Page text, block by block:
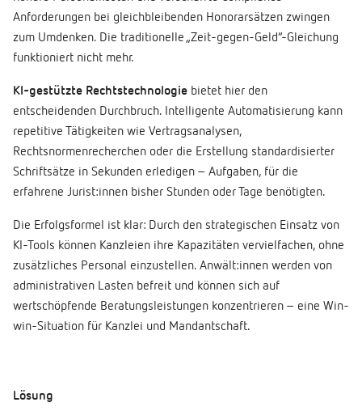
Anforderungen bei gleichbleibenden Honorarsätzen zwingen
zum Umdenken. Die traditionelle „Zeit-gegen-Geld“-Gleichung
funktioniert nicht mehr.
KI-gestützte Rechtstechnologie bietet hier den
entscheidenden Durchbruch. Intelligente Automatisierung kann
repetitive Tätigkeiten wie Vertragsanalysen,
Rechtsnormenrecherchen oder die Erstellung standardisierter
Schriftsätze in Sekunden erledigen – Aufgaben, für die
erfahrene Jurist:innen bisher Stunden oder Tage benötigten.
Die Erfolgsformel ist klar: Durch den strategischen Einsatz von
KI-Tools können Kanzleien ihre Kapazitäten vervielfachen, ohne
zusätzliches Personal einzustellen. Anwält:innen werden von
administrativen Lasten befreit und können sich auf
wertschöpfende Beratungsleistungen konzentrieren – eine Win-
win-Situation für Kanzlei und Mandantschaft.
Lösung